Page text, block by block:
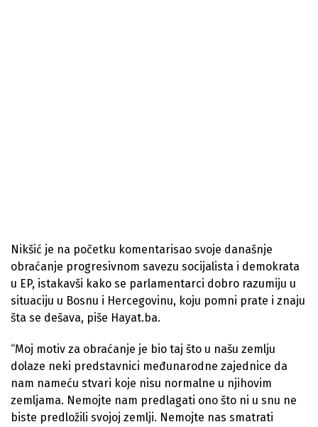
Nikšić je na početku komentarisao svoje današnje
obraćanje progresivnom savezu socijalista i demokrata
u EP, istakavši kako se parlamentarci dobro razumiju u
situaciju u Bosnu i Hercegovinu, koju pomni prate i znaju
šta se dešava, piše Hayat.ba.
“Moj motiv za obraćanje je bio taj što u našu zemlju
dolaze neki predstavnici međunarodne zajednice da
nam nameću stvari koje nisu normalne u njihovim
zemljama. Nemojte nam predlagati ono što ni u snu ne
biste predložili svojoj zemlji. Nemojte nas smatrati